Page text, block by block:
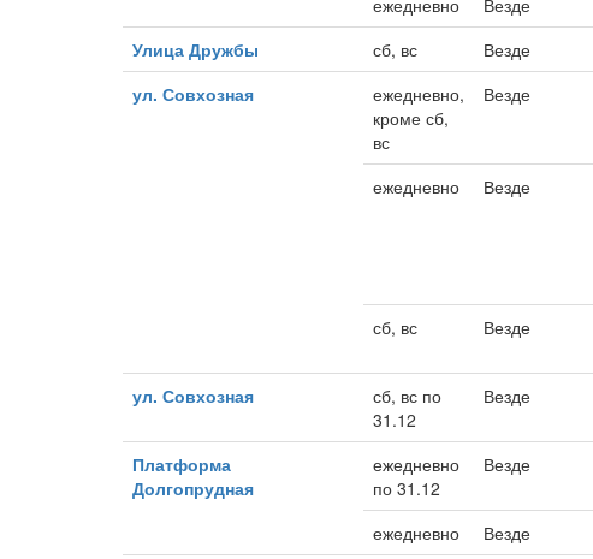
ежедневно Везде
Улица Дружбы
сб, вс Везде
ул. Совхозная
ежедневно,
кроме сб,
вс
Везде
ежедневно Везде
сб, вс
Везде
ул. Совхозная
сб, вс по
31.12
Везде
Платформа
Долгопрудная
ежедневно
по 31.12
Везде
ежедневно
Везде